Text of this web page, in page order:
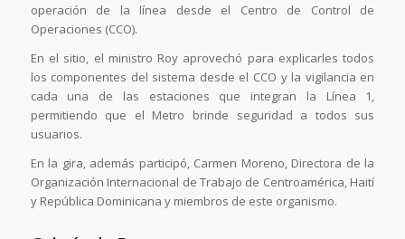
operación de la línea desde el Centro de Control de
Operaciones (CCO).
En el sitio, el ministro Roy aprovechó para explicarles todos
los componentes del sistema desde el CCO y la vigilancia en
cada una de las estaciones que integran la Línea 1,
permitiendo que el Metro brinde seguridad a todos sus
usuarios.
En la gira, además participó, Carmen Moreno, Directora de la
Organización Internacional de Trabajo de Centroamérica, Haití
y República Dominicana y miembros de este organismo.